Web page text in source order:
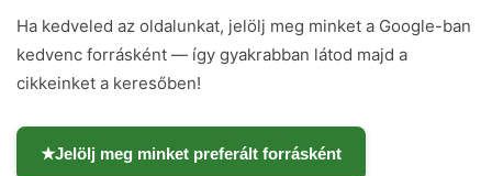
Ha kedveled az oldalunkat, jelölj meg minket a Google-ban
kedvenc forrásként — így gyakrabban látod majd a
cikkeinket a keresőben!
★Jelölj meg minket preferált forrásként